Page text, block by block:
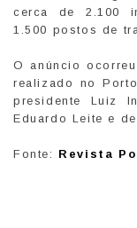
cerca de 2.100
1.500 postos de
O anúncio
realizado no
presidente Luiz
Eduardo Leite e
Fonte: Revista